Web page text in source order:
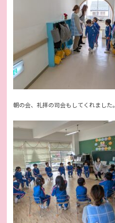
朝の会、礼拝の司会もしてくれました。